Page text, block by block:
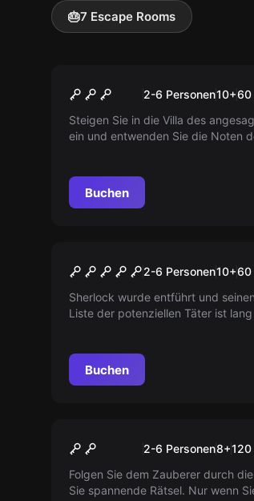
🎂7 Escape Rooms
Populär
Mozarts
Kunst des Klauens
2-6 Personen10+60
Steigen Sie in die Villa des
ein und entwenden Sie die Noten
Buchen
Populär
Sherlock2-6 Personen10+60
Sherlock wurde entführt und
Liste der potenziellen Täter ist
Buchen
Magische2-6 Personen8+120
Folgen Sie dem Zauberer durch
Sie spannende Rätsel. Nur wenn